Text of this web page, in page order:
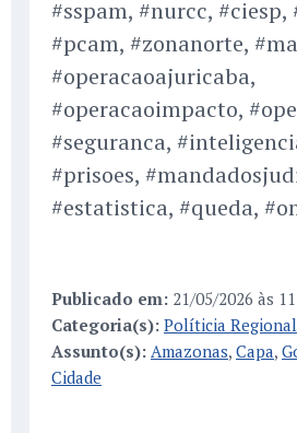
#sspam, #nurcc, #ciesp,
#pcam, #zonanorte,
#operacaoajuricaba,
#operacaoimpacto,
#seguranca,
#prisoes,
#estatistica, #queda,
Publicado em: 21/05/2026 às
Categoria(s): Políticia Regional
Assunto(s): Amazonas, Capa,
Cidade